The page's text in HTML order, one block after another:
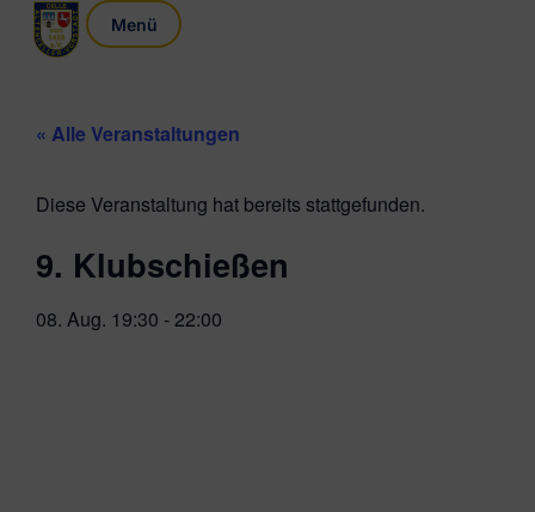
« Alle Veranstaltungen
Diese Veranstaltung hat bereits stattgefunden.
9. Klubschießen
08. Aug. 19:30 -22:00